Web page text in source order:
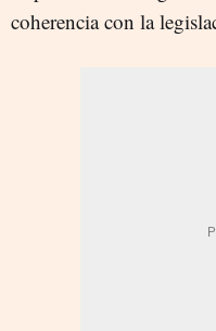
coherencia con la